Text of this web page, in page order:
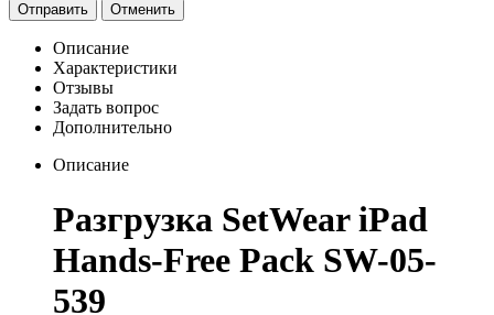
Отправить Отменить
Описание
Характеристики
Отзывы
Задать вопрос
Дополнительно
Описание
Разгрузка SetWear iPad
Hands-Free Pack SW-05-
539